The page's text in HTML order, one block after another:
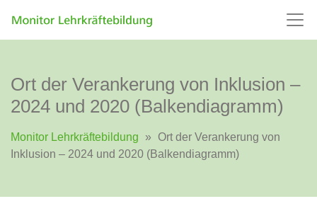
Ort der Verankerung von Inklusion –
2024 und 2020 (Balkendiagramm)
Monitor Lehrkräftebildung »
Ort der Verankerung von
Inklusion – 2024 und 2020 (Balkendiagramm)